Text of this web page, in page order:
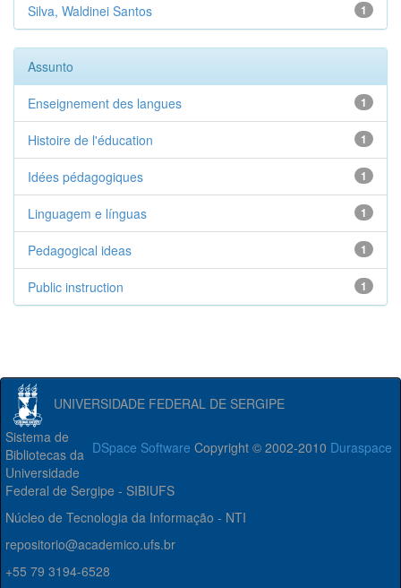
1
Silva, Waldinei Santos
Assunto
1
Enseignement des langues
1
Histoire de l'éducation
1
Idées pédagogiques
1
Linguagem e línguas
1
Pedagogical ideas
1
Public instruction
UNIVERSIDADE FEDERAL DE SERGIPE
DSpace Software Copyright © 2002-2010 Duraspace
Sistema de
Bibliotecas da
Universidade
Federal de Sergipe - SIBIUFS
Núcleo de Tecnologia da Informação - NTI
repositorio@academico.ufs.br
+55 79 3194-6528